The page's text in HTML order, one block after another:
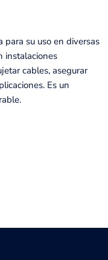
para su uso en diversas
instalaciones
cables, asegurar
Es un